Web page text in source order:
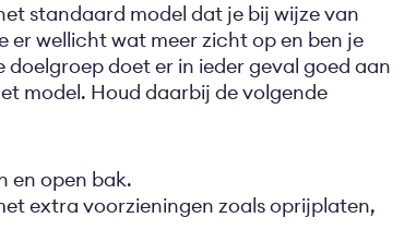
standaard model dat je bij wijze van
er wellicht wat meer zicht op en ben je
doet er in ieder geval goed aan
model. Houd daarbij de volgende
en open bak.
extra voorzieningen zoals oprijplaten,